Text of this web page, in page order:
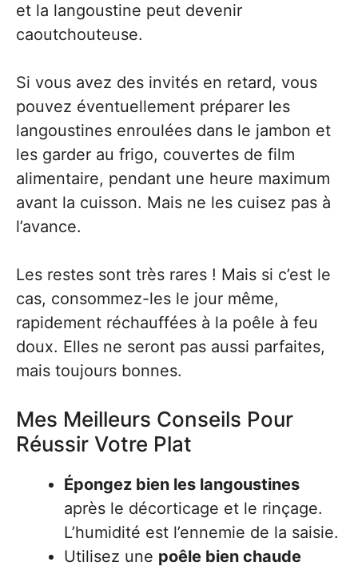
et la langoustine peut devenir
caoutchouteuse.
Si vous avez des invités en retard, vous
pouvez éventuellement préparer les
langoustines enroulées dans le jambon et
les garder au frigo, couvertes de film
alimentaire, pendant une heure maximum
avant la cuisson. Mais ne les cuisez pas à
l’avance.
Les restes sont très rares ! Mais si c’est le
cas, consommez-les le jour même,
rapidement réchauffées à la poêle à feu
doux. Elles ne seront pas aussi parfaites,
mais toujours bonnes.
Mes Meilleurs Conseils Pour
Réussir Votre Plat
Épongez bien les langoustines
après le décorticage et le rinçage.
L’humidité est l’ennemie de la saisie.
Utilisez une poêle bien chaude